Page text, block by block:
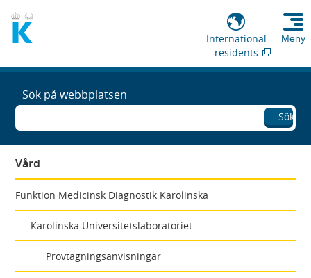
International
residents
Meny
Sök på webbplatsen
Sök
Vård
Funktion Medicinsk Diagnostik Karolinska
Karolinska Universitetslaboratoriet
Provtagningsanvisningar